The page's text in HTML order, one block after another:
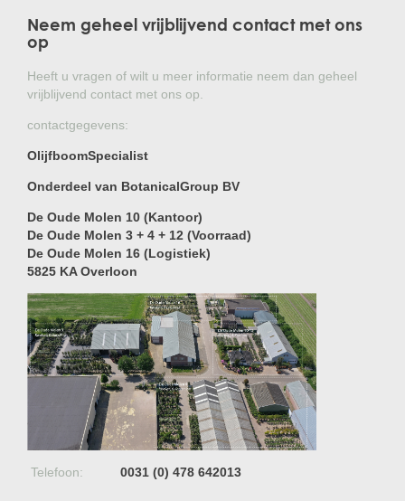
Neem geheel vrijblijvend contact met ons
op
Heeft u vragen of wilt u meer informatie neem dan geheel
vrijblijvend contact met ons op.
contactgegevens:
OlijfboomSpecialist
Onderdeel van BotanicalGroup BV
De Oude Molen 10 (Kantoor)
De Oude Molen 3 + 4 + 12 (Voorraad)
De Oude Molen 16 (Logistiek)
5825 KA Overloon
Telefoon: 0031 (0) 478 642013